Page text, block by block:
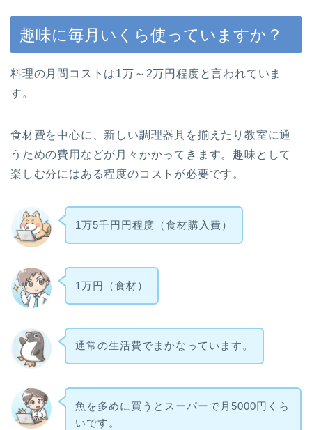
趣味に毎月いくら使っていますか？
料理の月間コストは1万～2万円程度と言われていま
す。
食材費を中心に、新しい調理器具を揃えたり教室に通
うための費用などが月々かかってきます。趣味として
楽しむ分にはある程度のコストが必要です。
1万5千円円程度（食材購入費）
1万円（食材）
通常の生活費でまかなっています。
魚を多めに買うとスーパーで月5000円くら
いです。